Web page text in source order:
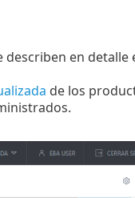
en detalle
de los